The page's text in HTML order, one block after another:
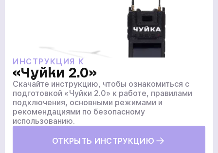
ГЛАВНАЯ
ПРОДУКЦИЯ
УСЛУГИ
НОВОСТИ
КОМПАНИИ
ВАКАНСИИ
МЕРЧ
ИНСТРУКЦИЯ К
«Чуйки 2.0»
Скачайте инструкцию, чтобы ознакомиться с
подготовкой «Чуйки 2.0» к работе, правилами
подключения, основными режимами и
рекомендациями по безопасному
использованию.
ОТКРЫТЬ ИНСТРУКЦИЮ